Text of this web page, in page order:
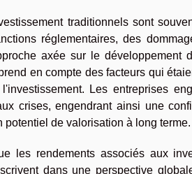
traditionnels sont
réglementaires, des
axée sur le
en compte des facteurs qui
Les entreprises
crises, engendrant ainsi une
potentiel de valorisation à long terme.
les rendements associés aux
dans une perspective